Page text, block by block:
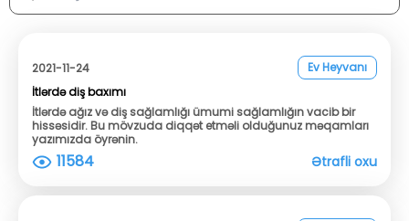
2021-11-24
Ev Heyvanı
İtlərdə diş baxımı
İtlərdə ağız və diş sağlamlığı ümumi sağlamlığın vacib bir
hissəsidir. Bu mövzuda diqqət etməli olduğunuz məqamları
yazımızda öyrənin.
11584 Ətrafli oxu